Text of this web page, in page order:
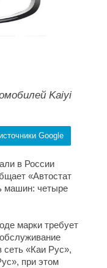
Kaiyi
Google
в России
«Автостат
машин: четыре
марки требует
сеть «Каи Рус»,
при этом